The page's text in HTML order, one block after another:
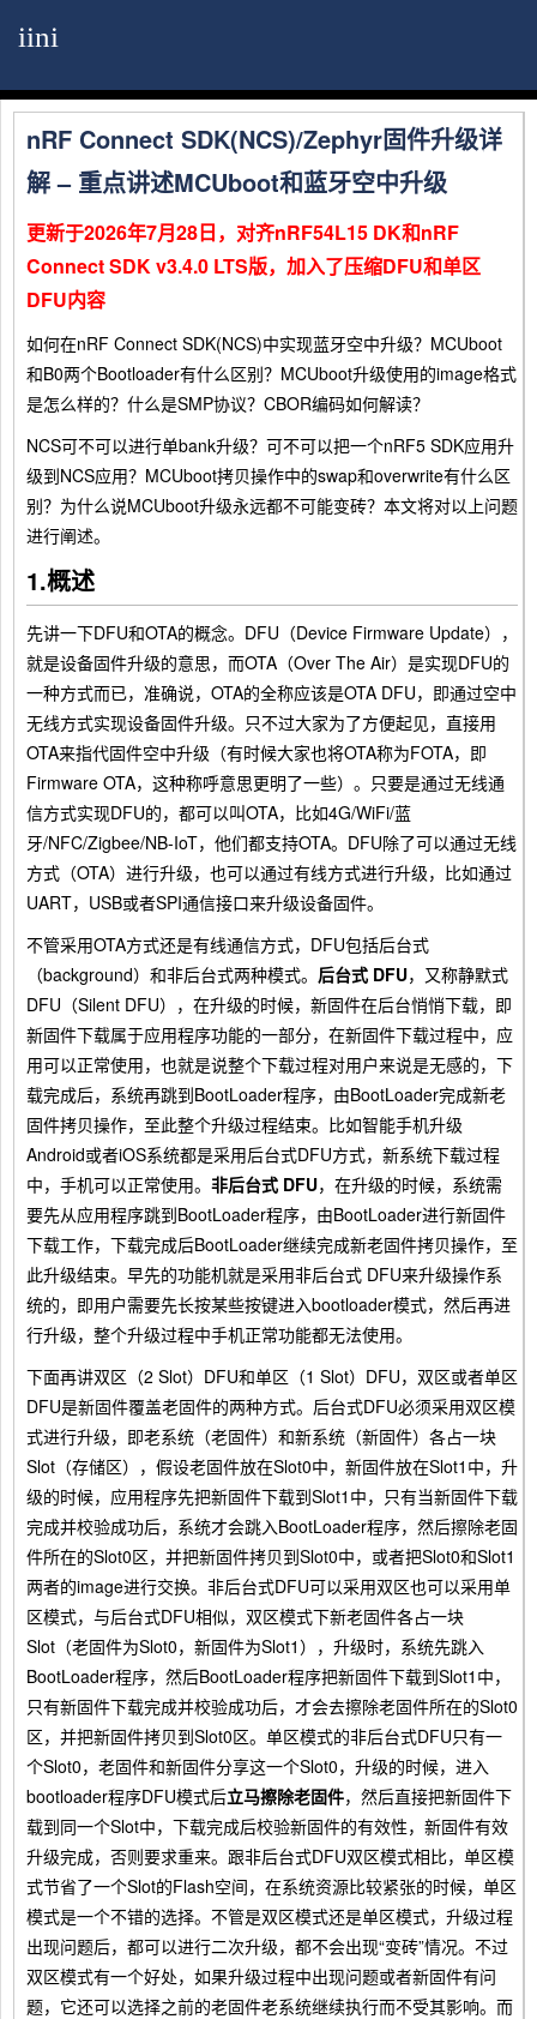
iini
nRF Connect SDK(NCS)/Zephyr固件升级详
解 – 重点讲述MCUboot和蓝牙空中升级
更新于2026年7月28日，对齐nRF54L15 DK和nRF
Connect SDK v3.4.0 LTS版，加入了压缩DFU和单区
DFU内容
如何在nRF Connect SDK(NCS)中实现蓝牙空中升级？MCUboot
和B0两个Bootloader有什么区别？MCUboot升级使用的image格式
是怎么样的？什么是SMP协议？CBOR编码如何解读？
NCS可不可以进行单bank升级？可不可以把一个nRF5 SDK应用升
级到NCS应用？MCUboot拷贝操作中的swap和overwrite有什么区
别？为什么说MCUboot升级永远都不可能变砖？本文将对以上问题
进行阐述。
1.概述
先讲一下DFU和OTA的概念。DFU（Device Firmware Update），
就是设备固件升级的意思，而OTA（Over The Air）是实现DFU的
一种方式而已，准确说，OTA的全称应该是OTA DFU，即通过空中
无线方式实现设备固件升级。只不过大家为了方便起见，直接用
OTA来指代固件空中升级（有时候大家也将OTA称为FOTA，即
Firmware OTA，这种称呼意思更明了一些）。只要是通过无线通
信方式实现DFU的，都可以叫OTA，比如4G/WiFi/蓝
牙/NFC/Zigbee/NB-IoT，他们都支持OTA。DFU除了可以通过无线
方式（OTA）进行升级，也可以通过有线方式进行升级，比如通过
UART，USB或者SPI通信接口来升级设备固件。
不管采用OTA方式还是有线通信方式，DFU包括后台式
（background）和非后台式两种模式。 后台式 DFU，又称静默式
DFU（Silent DFU），在升级的时候，新固件在后台悄悄下载，即
新固件下载属于应用程序功能的一部分，在新固件下载过程中，应
用可以正常使用，也就是说整个下载过程对用户来说是无感的，下
载完成后，系统再跳到BootLoader程序，由BootLoader完成新老
固件拷贝操作，至此整个升级过程结束。比如智能手机升级
Android或者iOS系统都是采用后台式DFU方式，新系统下载过程
中，手机可以正常使用。 非后台式 DFU，在升级的时候，系统需
要先从应用程序跳到BootLoader程序，由BootLoader进行新固件
下载工作，下载完成后BootLoader继续完成新老固件拷贝操作，至
此升级结束。早先的功能机就是采用非后台式 DFU来升级操作系
统的，即用户需要先长按某些按键进入bootloader模式，然后再进
行升级，整个升级过程中手机正常功能都无法使用。
下面再讲双区（2 Slot）DFU和单区（1 Slot）DFU，双区或者单区
DFU是新固件覆盖老固件的两种方式。后台式DFU必须采用双区模
式进行升级，即老系统（老固件）和新系统（新固件）各占一块
Slot（存储区），假设老固件放在Slot0中，新固件放在Slot1中，升
级的时候，应用程序先把新固件下载到Slot1中，只有当新固件下载
完成并校验成功后，系统才会跳入BootLoader程序，然后擦除老固
件所在的Slot0区，并把新固件拷贝到Slot0中，或者把Slot0和Slot1
两者的image进行交换。非后台式DFU可以采用双区也可以采用单
区模式，与后台式DFU相似，双区模式下新老固件各占一块
Slot（老固件为Slot0，新固件为Slot1），升级时，系统先跳入
BootLoader程序，然后BootLoader程序把新固件下载到Slot1中，
只有新固件下载完成并校验成功后，才会去擦除老固件所在的Slot0
区，并把新固件拷贝到Slot0区。单区模式的非后台式DFU只有一
个Slot0，老固件和新固件分享这一个Slot0，升级的时候，进入
bootloader程序DFU模式后立马擦除老固件，然后直接把新固件下
载到同一个Slot中，下载完成后校验新固件的有效性，新固件有效
升级完成，否则要求重来。跟非后台式DFU双区模式相比，单区模
式节省了一个Slot的Flash空间，在系统资源比较紧张的时候，单区
模式是一个不错的选择。不管是双区模式还是单区模式，升级过程
出现问题后，都可以进行二次升级，都不会出现“变砖”情况。不过
双区模式有一个好处，如果升级过程中出现问题或者新固件有问
题，它还可以选择之前的老固件老系统继续执行而不受其影响。而